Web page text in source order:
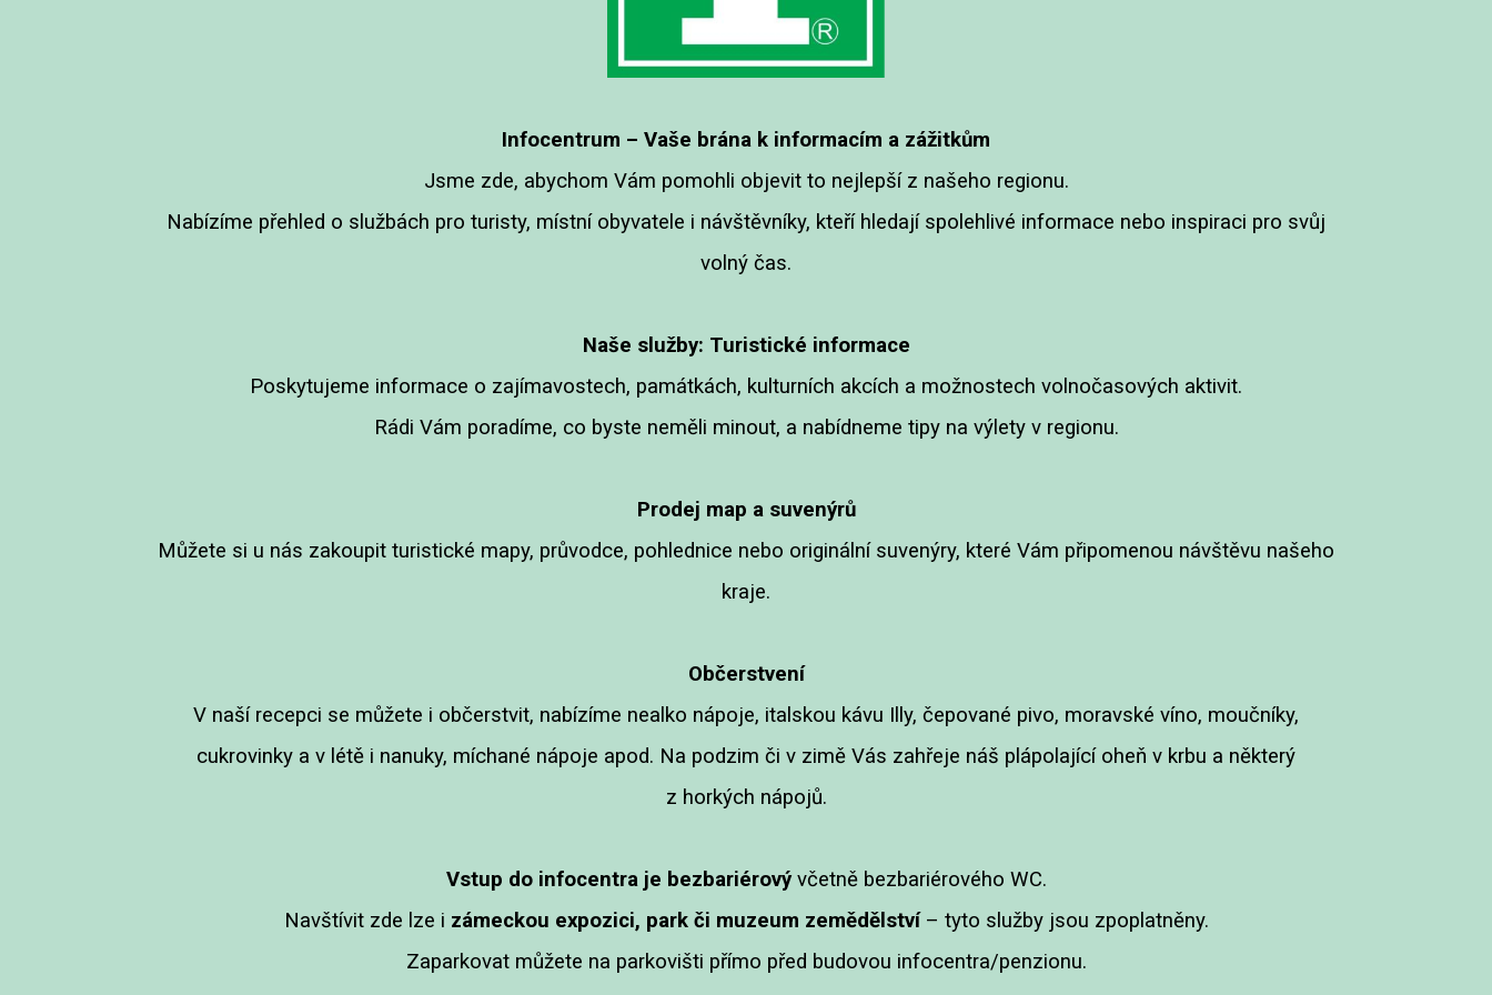
Infocentrum – Vaše brána k informacím a zážitkům
Jsme zde, abychom Vám pomohli objevit to nejlepší z našeho regionu.
Nabízíme přehled o službách pro turisty, místní obyvatele i návštěvníky, kteří hledají spolehlivé informace nebo inspiraci pro svůj
volný čas.
Naše služby: Turistické informace
Poskytujeme informace o zajímavostech, památkách, kulturních akcích a možnostech volnočasových aktivit.
Rádi Vám poradíme, co byste neměli minout, a nabídneme tipy na výlety v regionu.
Prodej map a suvenýrů
Můžete si u nás zakoupit turistické mapy, průvodce, pohlednice nebo originální suvenýry, které Vám připomenou návštěvu našeho
kraje.
Občerstvení
V naší recepci se můžete i občerstvit, nabízíme nealko nápoje, italskou kávu Illy, čepované pivo, moravské víno, moučníky,
cukrovinky a v létě i nanuky, míchané nápoje apod. Na podzim či v zimě Vás zahřeje náš plápolající oheň v krbu a některý
z horkých nápojů.
Vstup do infocentra je bezbariérovývčetně bezbariérového WC.
Navštívit zde lze i zámeckou expozici, park či muzeum zemědělství – tyto služby jsou zpoplatněny.
Zaparkovat můžete na parkovišti přímo před budovou infocentra/penzionu.